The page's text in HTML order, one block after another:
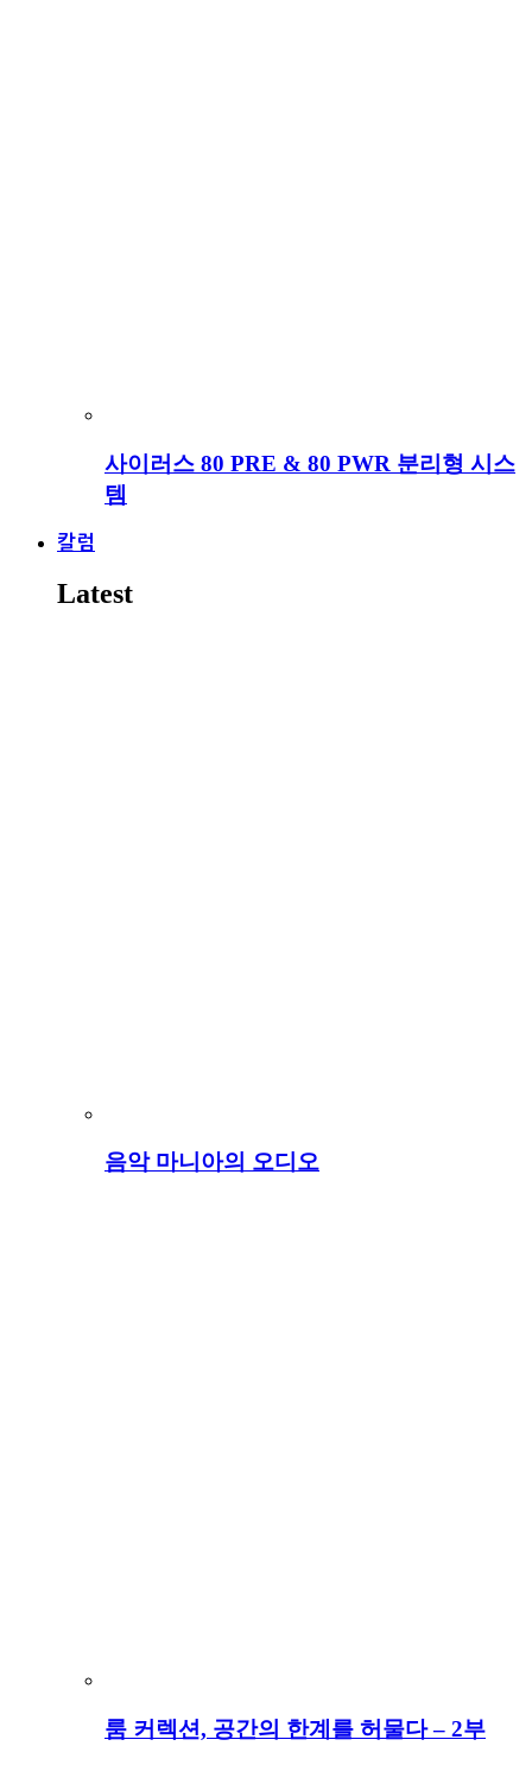
사이러스 80 PRE & 80 PWR 분리형 시스
템
칼럼
Latest
음악 마니아의 오디오
룸 커렉션, 공간의 한계를 허물다 – 2부